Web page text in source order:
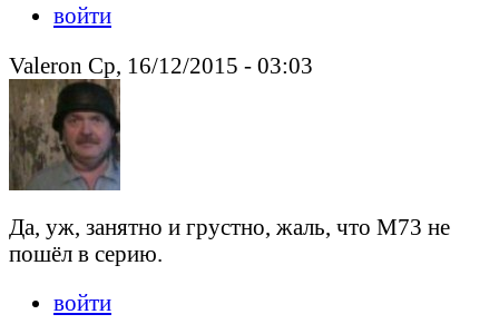
войти
Valeron Ср, 16/12/2015 - 03:03
Да, уж, занятно и грустно, жаль, что М73 не
пошёл в серию.
войти